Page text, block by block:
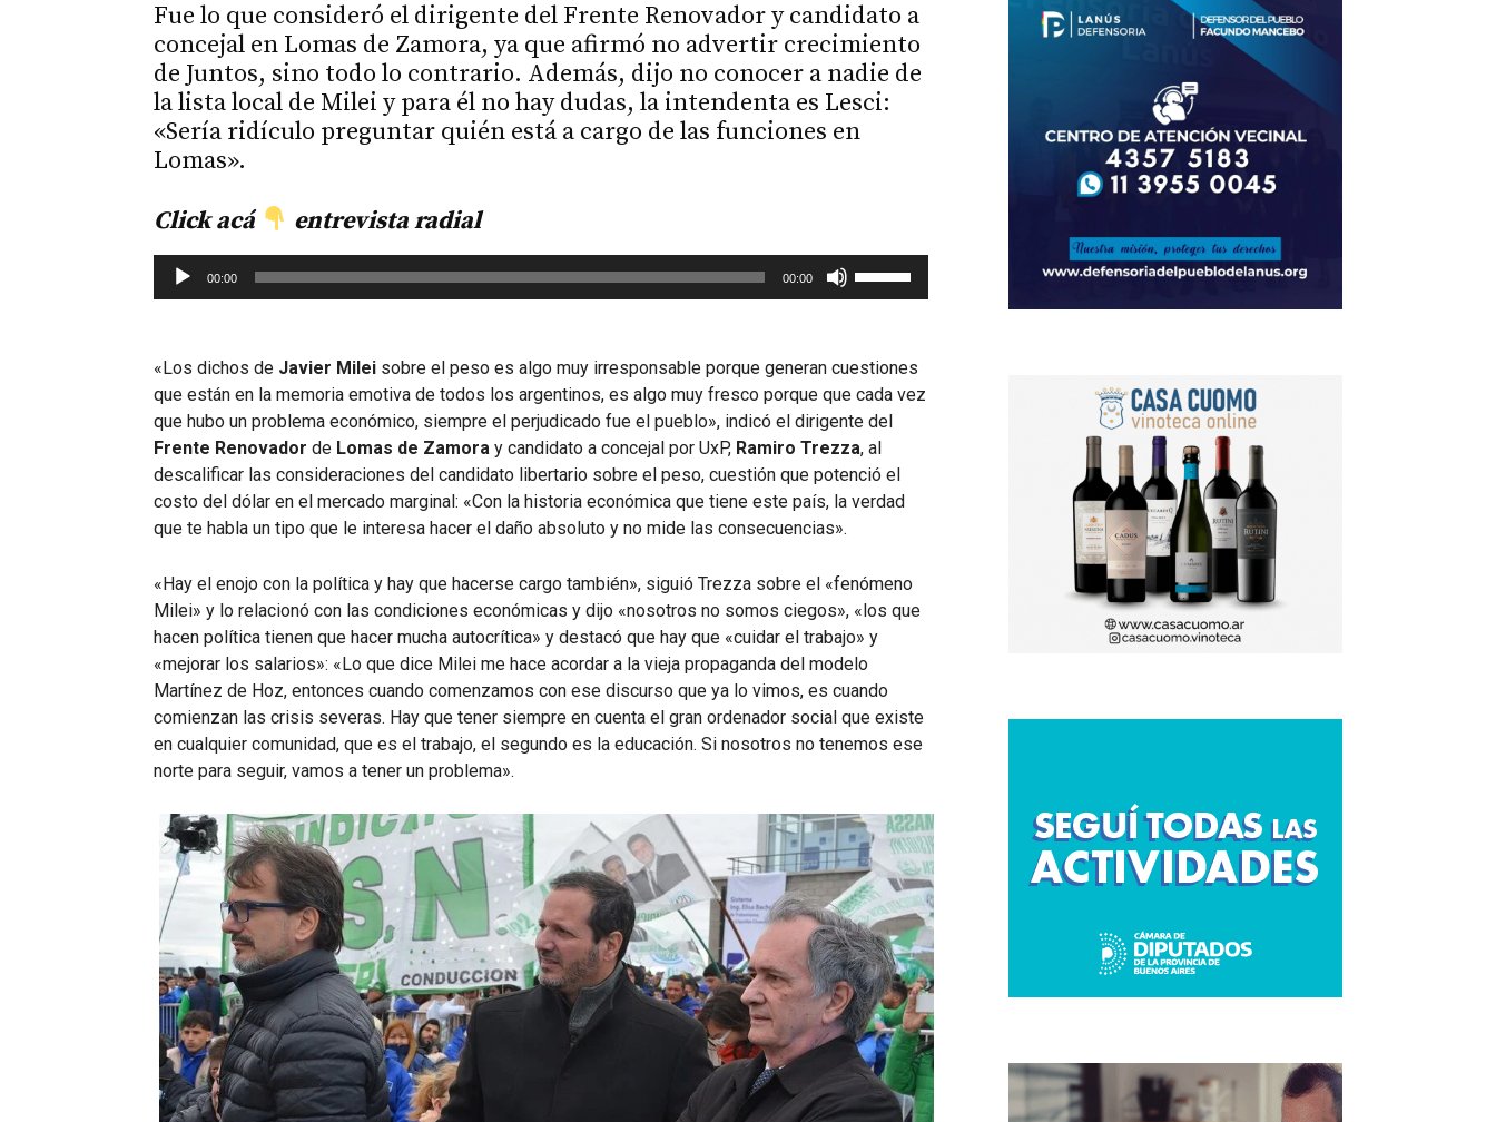
Fue lo que consideró el dirigente del Frente Renovador y candidato a
concejal en Lomas de Zamora, ya que afirmó no advertir crecimiento
de Juntos, sino todo lo contrario. Además, dijo no conocer a nadie de
la lista local de Milei y para él no hay dudas, la intendenta es Lesci:
«Sería ridículo preguntar quién está a cargo de las funciones en
Lomas».
Clickacá entrevista radial
Reproductor
00:00 00:00
flecha
arriba/abajo
para
aumentar
o
disminuir
«Los dichos de Javier Milei sobre el peso es algo muy irresponsable porque generan cuestiones
que están en la memoria emotiva de todos los argentinos, es algo muy fresco porque que cada vez
que hubo un problema económico, siempre el perjudicado fue el pueblo», indicó el dirigente del
Frente Renovador de Lomas de Zamora y candidato a concejal por UxP, Ramiro Trezza, al
descalificar las consideraciones del candidato libertario sobre el peso, cuestión que potenció el
costo del dólar en el mercado marginal: «Con la historia económica que tiene este país, la verdad
que te habla un tipo que le interesa hacer el daño absoluto y no mide las consecuencias».
«Hay el enojo con la política y hay que hacerse cargo también», siguió Trezza sobre el «fenómeno
Milei» y lo relacionó con las condiciones económicas y dijo «nosotros no somos ciegos», «los que
hacen política tienen que hacer mucha autocrítica» y destacó que hay que «cuidar el trabajo» y
«mejorar los salarios»: «Lo que dice Milei me hace acordar a la vieja propaganda del modelo
Martínez de Hoz, entonces cuando comenzamos con ese discurso que ya lo vimos, es cuando
comienzan las crisis severas. Hay que tener siempre en cuenta el gran ordenador social que existe
en cualquier comunidad, que es el trabajo, el segundo es la educación. Si nosotros no tenemos ese
norte para seguir, vamos a tener un problema».